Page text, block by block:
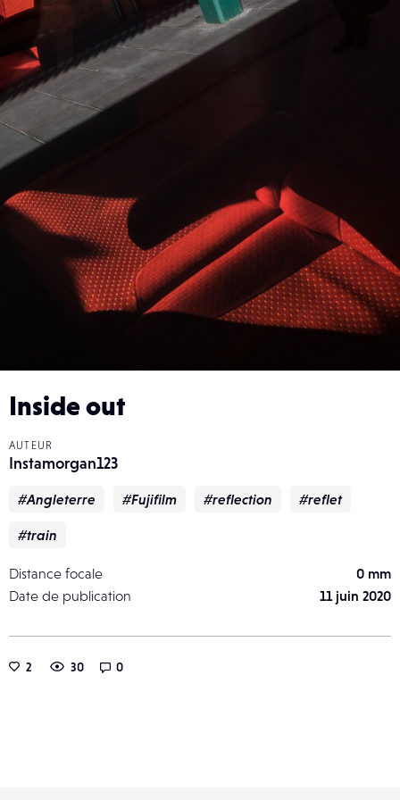
Inside out
AUTEUR
Instamorgan123
#Angleterre #Fujifilm #reflection #reflet
#train
Distance focale
0 mm
Date de publication
11 juin 2020
2 30 0